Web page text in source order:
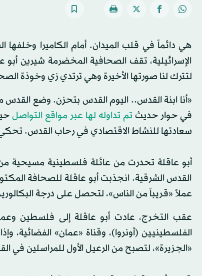
هي دائماً في قلب الميدان. أمام الكاميرا
الإسرائيلية، تقف الصحافية المخضرمة شيرين
لتترك لنا صورتها الأخيرة وهي ترتدي زي وخوذة
«أنا ابنة القدس.. اليوم القدس بتحزن. وضع
في حوار حديث تم تداوله لها عبر مواقع التواصل
سعادتها للنشاط الاقتصادي في رحاب القدس.
القدس الشرقية. انجذبت أبو عاقلة للصحافة
عملاً «قريباً من الناس»، لتحصل على درجة
عقب التخرج، عادت أبو عاقلة إلى فلسطين
الفلسطينيين (أونروا)، وقناة «عمان» الفضائية،
«الجزيرة»، لتصبح من الرعيل الأول للمراسلين في القناة